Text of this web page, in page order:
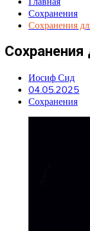
Сохранения
Сохранения
Иосиф Сид
04.05.2025
Сохранения